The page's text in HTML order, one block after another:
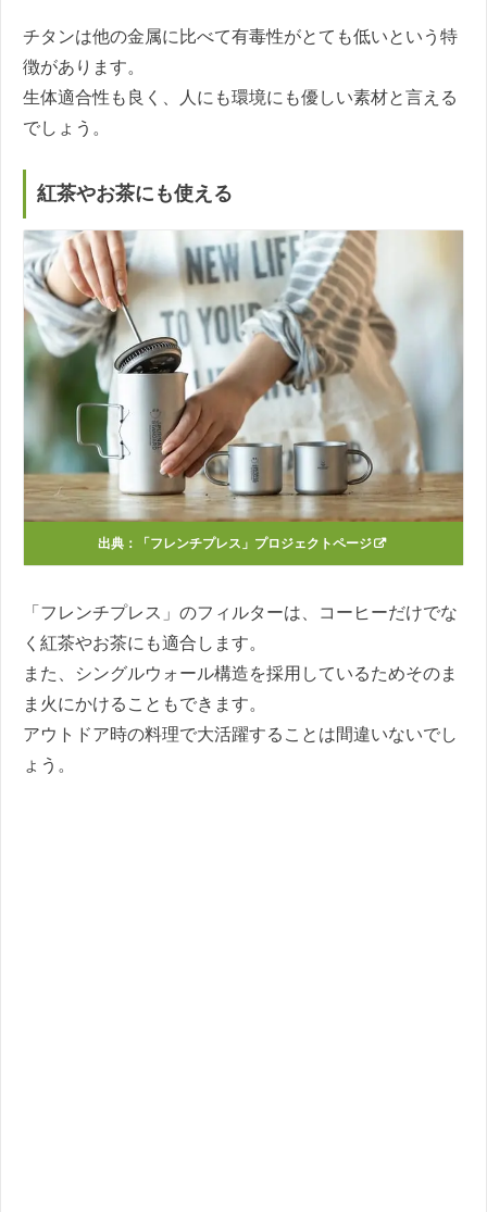
チタンは他の金属に比べて有毒性がとても低いという特
徴があります。
生体適合性も良く、人にも環境にも優しい素材と言える
でしょう。
紅茶やお茶にも使える
出典： 「フレンチプレス」プロジェクトページ
「フレンチプレス」のフィルターは、コーヒーだけでな
く紅茶やお茶にも適合します。
また、シングルウォール構造を採用しているためそのま
ま火にかけることもできます。
アウトドア時の料理で大活躍することは間違いないでし
ょう。